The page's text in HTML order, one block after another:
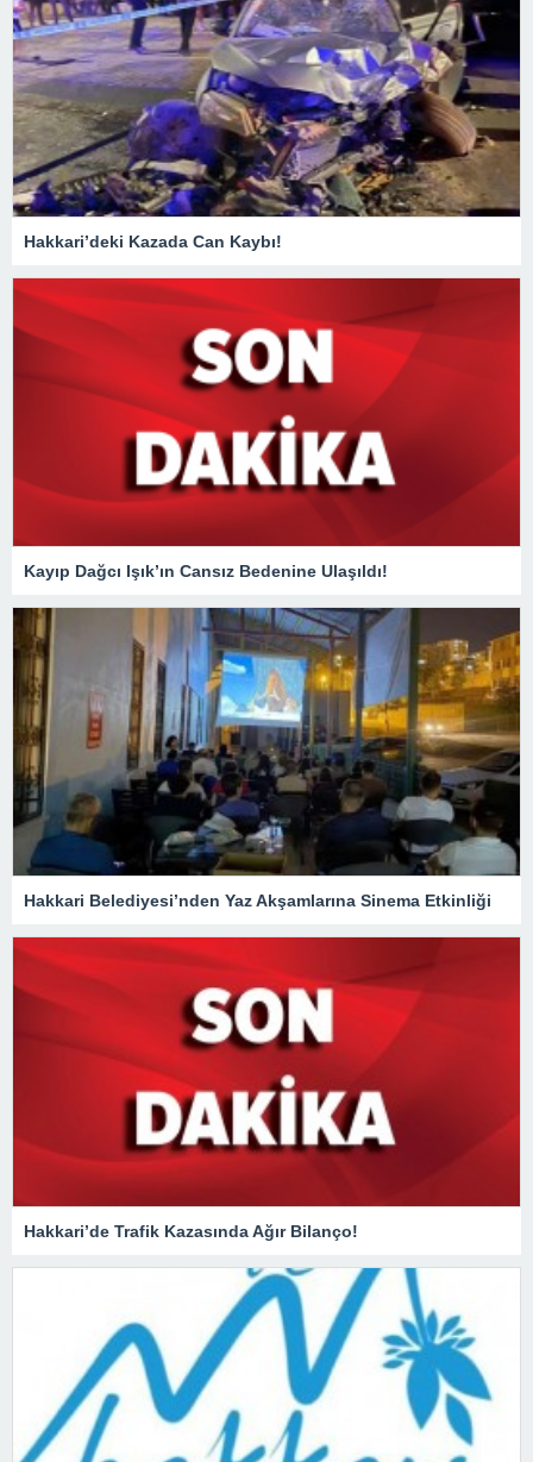
Hakkari’deki Kazada Can Kaybı!
Kayıp Dağcı Işık’ın Cansız Bedenine Ulaşıldı!
Hakkari Belediyesi’nden Yaz Akşamlarına Sinema Etkinliği
Hakkari’de Trafik Kazasında Ağır Bilanço!